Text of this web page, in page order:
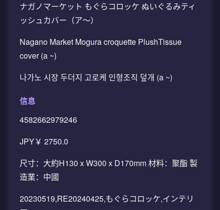
ナガノマーケット もぐらコロッケ ぬいぐるみティ
ッシュカバー（ア～）
Nagano Market Mogura croquette PlushTissue
cover (a ~)
나가노 시장 두더지 고로케 인형조직 덮개 (a ~)
信息
4582662979246
JPY￥ 2750.0
尺寸：大約H130 x W300 x D170mm 材料：聚酯 製
造業：中國
20230519,RE20240425,もぐらコロッケ,インテリ